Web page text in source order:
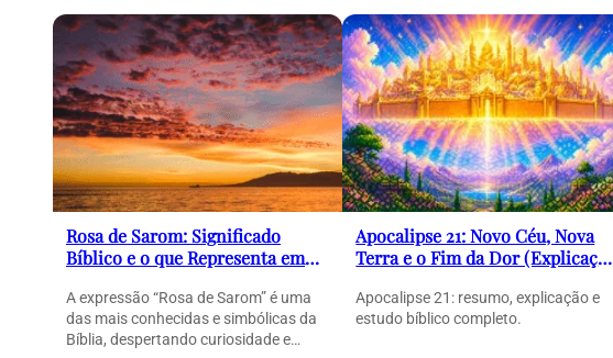
essencial para compreender…
Rosa de Sarom: Significado
Bíblico e o que Representa em
A expressão “Rosa de Sarom” é uma
das mais conhecidas e simbólicas da
Bíblia, despertando curiosidade e
Apocalipse 21: Novo Céu, Nova
Terra e o Fim da Dor (Explicação
Apocalipse 21: resumo, explicação e
estudo bíblico completo.